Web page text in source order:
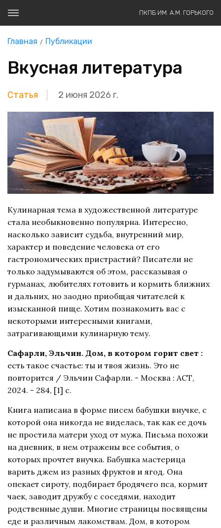
ПКПБ ИМ. А.М. ГОРЬКОГО
Главная Публикации
Вкусная литература
Статья 2 июня 2026 г.
Кулинарная тема в художественной литературе
стала необыкновенно популярна. Интересно,
насколько зависит судьба, внутренний мир,
характер и поведение человека от его
гастрономических пристрастий? Писатели не
только задумываются об этом, рассказывая о
гурманах, любителях готовить и кормить ближних
и дальних, но заодно приобщая читателей к
изысканной пище. Хотим познакомить вас с
некоторыми интересными книгами,
затрагивающими кулинарную тему.
Сафарли, Эльчин. Дом, в котором горит свет :
есть такое счастье: ты и твоя жизнь. Это не
повторится / Эльчин Сафарли. - Москва : АСТ,
2024. - 284, [1] с.
Книга написана в форме писем бабушки внучке, с
которой она никогда не виделась, так как ее дочь
не простила матери уход от мужа. Письма похожи
на дневник, в нем отражены все события, о
которых прочтет внучка. Бабушка мастерица
варить джем из разных фруктов и ягод. Она
опекает сироту, подбирает бродячего пса, кормит
чаек, заводит дружбу с соседями, находит
родственные души. Многие страницы посвящены
еде и различным лакомствам. Дом, в котором